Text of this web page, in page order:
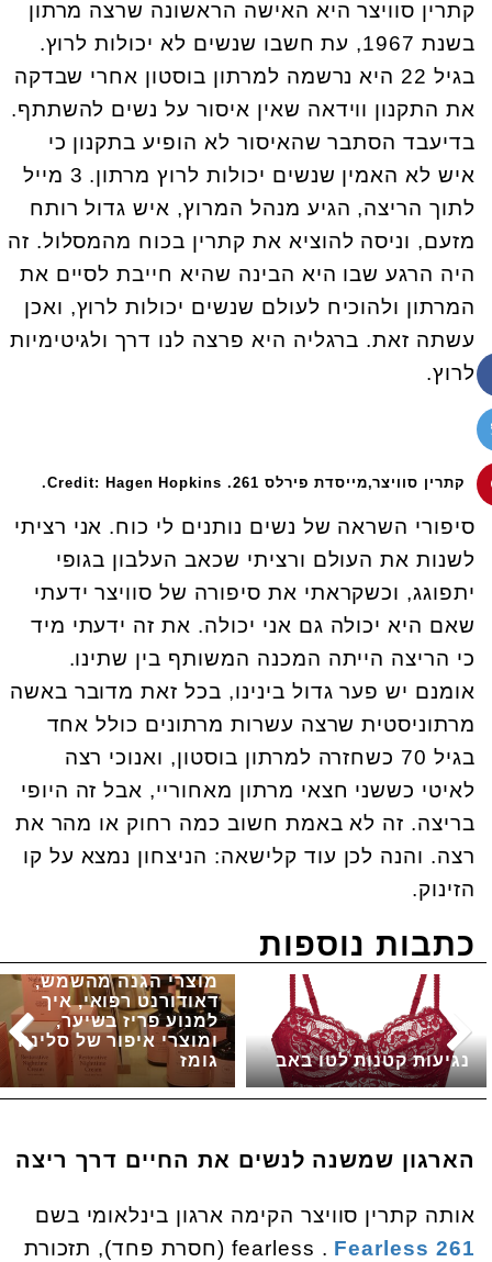
קתרין סוויצר היא האישה הראשונה שרצה מרתון
בשנת 1967, עת חשבו שנשים לא יכולות לרוץ.
בגיל 22 היא נרשמה למרתון בוסטון אחרי שבדקה
את התקנון ווידאה שאין איסור על נשים להשתתף.
בדיעבד הסתבר שהאיסור לא הופיע בתקנון כי
איש לא האמין שנשים יכולות לרוץ מרתון. 3 מייל
לתוך הריצה, הגיע מנהל המרוץ, איש גדול רותח
מזעם, וניסה להוציא את קתרין בכוח מהמסלול. זה
היה הרגע שבו היא הבינה שהיא חייבת לסיים את
המרתון ולהוכיח לעולם שנשים יכולות לרוץ, ואכן
עשתה זאת. ברגליה היא פרצה לנו דרך ולגיטימיות
לרוץ.
קתרין סוויצר,מייסדת פירלס 261. Credit: Hagen Hopkins.
סיפורי השראה של נשים נותנים לי כוח. אני רציתי
לשנות את העולם ורציתי שכאב העלבון בגופי
יתפוגג, וכשקראתי את סיפורה של סוויצר ידעתי
שאם היא יכולה גם אני יכולה. את זה ידעתי מיד
כי הריצה הייתה המכנה המשותף בין שתינו.
אומנם יש פער גדול בינינו, בכל זאת מדובר באשה
מרתוניסטית שרצה עשרות מרתונים כולל אחד
בגיל 70 כשחזרה למרתון בוסטון, ואנוכי רצה
לאיטי כששני חצאי מרתון מאחוריי, אבל זה היופי
בריצה. זה לא באמת חשוב כמה רחוק או מהר את
רצה. והנה לכן עוד קלישאה: הניצחון נמצא על קו
הזינוק.
כתבות נוספות
מוצרי הגנה מהשמש,
דאודורנט רפואי, איך
למנוע פריז בשיער,
ומוצרי איפור של סלינה
גומז
נגיעות קטנות לטו באב
הארגון שמשנה לנשים את החיים דרך ריצה
אותה קתרין סוויצר הקימה ארגון בינלאומי בשם
261
fearless . Fearless
(חסרת פחד), תזכורת